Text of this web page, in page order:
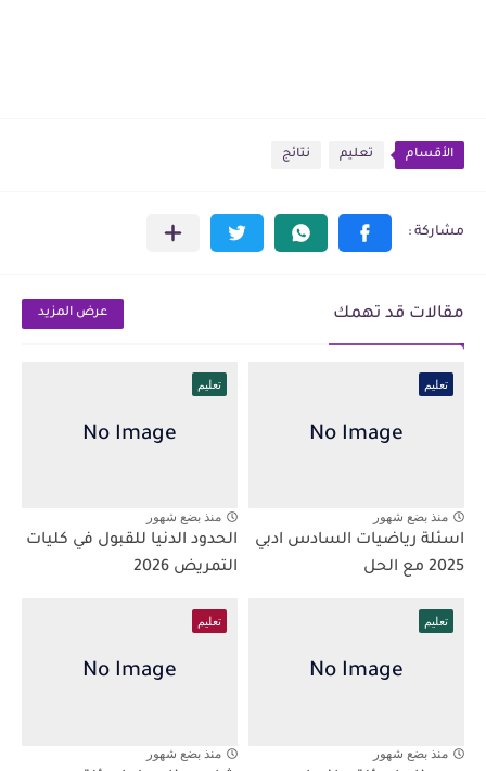
الأقسام تعليم نتائج
مقالات قد تهمك عرض المزيد
تعليم
منذ بضع شهور
اسئلة رياضيات السادس ادبي
2025 مع الحل
تعليم
منذ بضع شهور
الحدود الدنيا للقبول في كليات
التمريض 2026
تعليم
منذ بضع شهور
تعليم
منذ بضع شهور